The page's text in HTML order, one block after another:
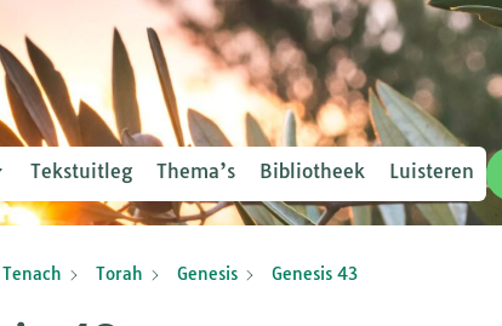
Tekstuitleg Thema’s Bibliotheek Luisteren
Tenach Torah Genesis Genesis 43